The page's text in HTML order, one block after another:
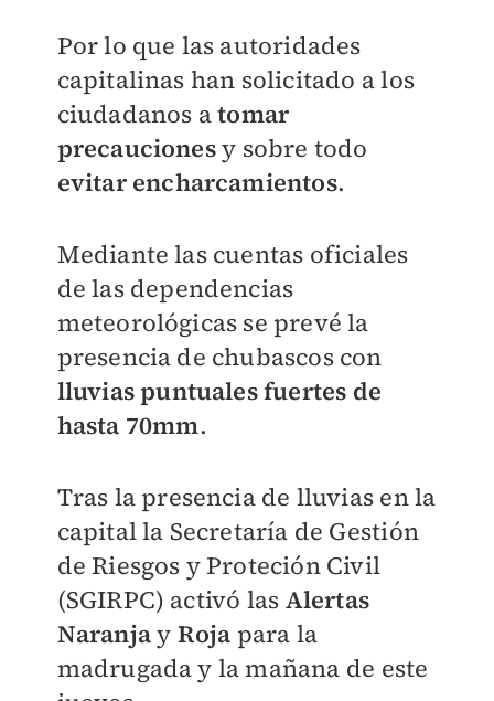
Por lo que las autoridades
capitalinas han solicitado a los
ciudadanos atomar
precaucionesy sobre todo
evitar encharcamientos.
Mediante las cuentas oficiales
de las dependencias
meteorológicas se prevé la
presencia de chubascos con
lluvias puntuales fuertes de
hasta 70mm.
Tras la presencia de lluvias en la
capital la Secretaría de Gestión
de Riesgos y Proteción Civil
(SGIRPC) activó las Alertas
Naranjay Roja para la
madrugada y la mañana de este